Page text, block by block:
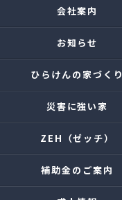
会社案内
お知らせ
ひらけんの家づくり
災害に強い家
ZEH（ゼッチ）
補助金のご案内